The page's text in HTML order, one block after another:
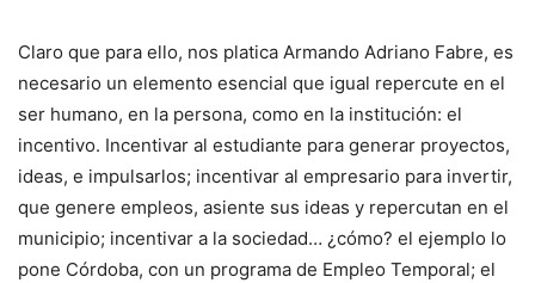
Claro que para ello, nos platica Armando Adriano Fabre, es
necesario un elemento esencial que igual repercute en el
ser humano, en la persona, como en la institución: el
incentivo. Incentivar al estudiante para generar proyectos,
ideas, e impulsarlos; incentivar al empresario para invertir,
que genere empleos, asiente sus ideas y repercutan en el
municipio; incentivar a la sociedad… ¿cómo? el ejemplo lo
pone Córdoba, con un programa de Empleo Temporal; el